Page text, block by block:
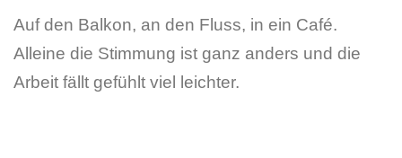
Auf den Balkon, an den Fluss, in ein Café.
Alleine die Stimmung ist ganz anders und die
Arbeit fällt gefühlt viel leichter.